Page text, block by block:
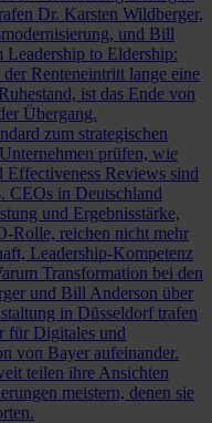
Dr. Karsten Wildberger,
und Bill
Leadership to Eldership:
der Renteneintritt lange eine
ist das Ende von
Übergang.
zum strategischen
prüfen, wie
Reviews sind
CEOs in Deutschland
und Ergebnisstärke,
Rolle, reichen nicht mehr
Leadership-Kompetenz
Transformation bei den
und Bill Anderson über
in Düsseldorf trafen
für Digitales und
von Bayer aufeinander.
teilen ihre Ansichten
meistern, denen sie